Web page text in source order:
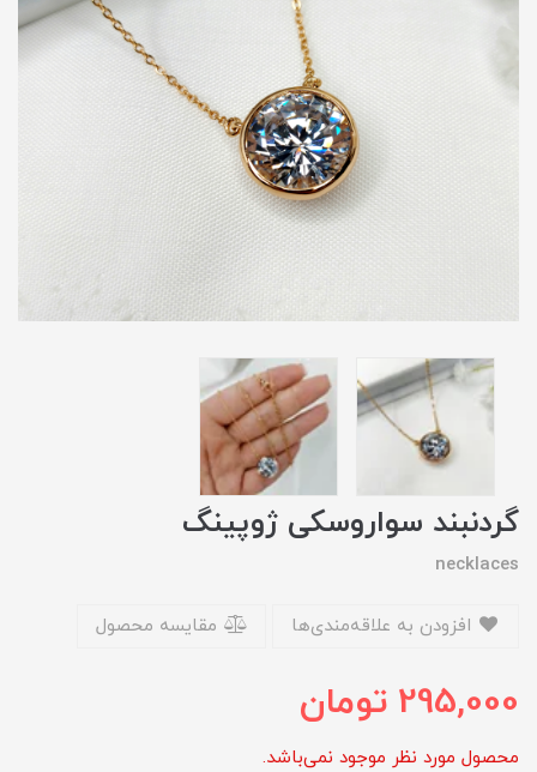
گردنبند سواروسکی ژوپینگ
necklaces
مقایسه محصول
295,000 تومان
محصول مورد نظر موجود نمی‌باشد.